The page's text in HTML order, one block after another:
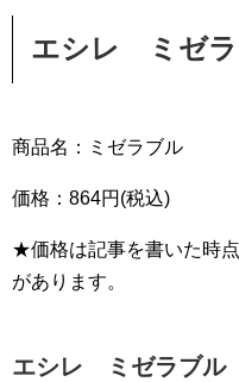
エシレ ミゼ
商品名：ミゼラブル
価格：864円(税込)
★価格は記事を書いた時
があります。
エシレ ミゼラブル